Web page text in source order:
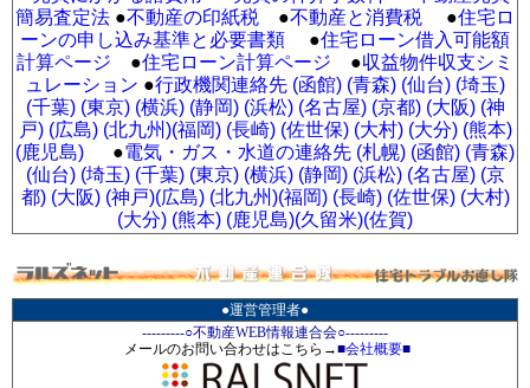
簡易査定法 ●不動産の印紙税 ●不動産と消費税 ●住宅ロ
ーンの申し込み基準と必要書類 ●住宅ローン借入可能額
計算ページ ●住宅ローン計算ページ ●収益物件収支シミ
ュレーション ●行政機関連絡先 (函館) (青森) (仙台) (埼玉)
(千葉) (東京) (横浜) (静岡) (浜松) (名古屋) (京都) (大阪) (神
戸) (広島) (北九州)(福岡) (長崎) (佐世保) (大村) (大分) (熊本)
(鹿児島) ●電気・ガス・水道の連絡先 (札幌) (函館) (青森)
(仙台) (埼玉) (千葉) (東京) (横浜) (静岡) (浜松) (名古屋) (京
都) (大阪) (神戸)(広島) (北九州)(福岡) (長崎) (佐世保) (大村)
(大分) (熊本) (鹿児島)(久留米)(佐賀)
●運営管理者●
---------○不動産WEB情報連合会○---------
メールのお問い合わせはこちら→■会社概要■